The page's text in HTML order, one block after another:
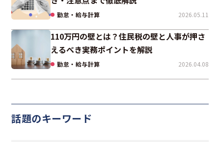
勤怠・給与計算 2026.05.11
110万円の壁とは？住民税の壁と人事が押さ
えるべき実務ポイントを解説
勤怠・給与計算 2026.04.08
話題のキーワード